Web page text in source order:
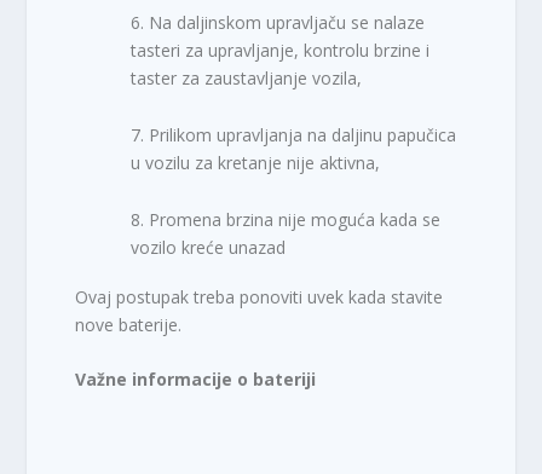
6. Na daljinskom upravljaču se nalaze
tasteri za upravljanje, kontrolu brzine i
taster za zaustavljanje vozila,
7. Prilikom upravljanja na daljinu papučica
u vozilu za kretanje nije aktivna,
8. Promena brzina nije moguća kada se
vozilo kreće unazad
Ovaj postupak treba ponoviti uvek kada stavite
nove baterije.
Važne informacije o bateriji